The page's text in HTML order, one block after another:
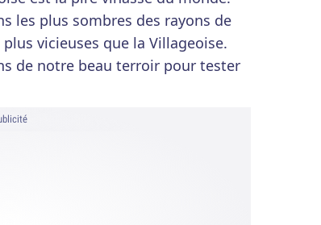
les plus sombres des rayons de
vicieuses que la Villageoise.
de notre beau terroir pour tester